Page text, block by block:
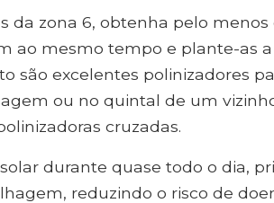
da zona 6, obtenha pelo
ao mesmo tempo e plante-as a
são excelentes polinizadores
ou no quintal de um
cruzadas.
durante quase todo o dia,
reduzindo o risco de